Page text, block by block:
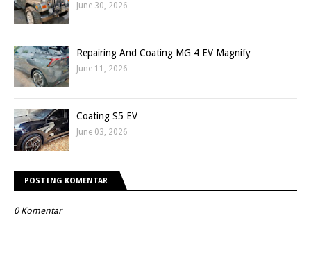
June 30, 2026
Repairing And Coating MG 4 EV Magnify
June 11, 2026
Coating S5 EV
June 03, 2026
POSTING KOMENTAR
0 Komentar